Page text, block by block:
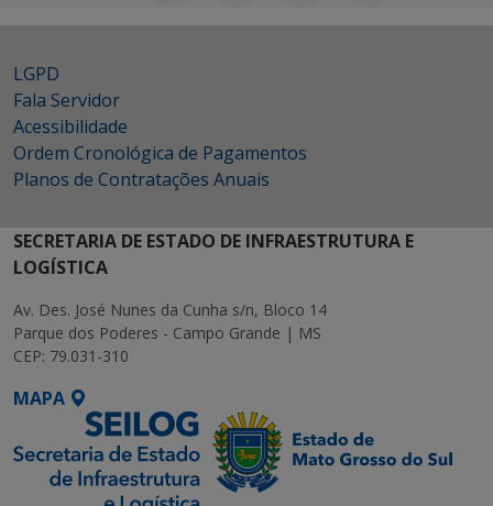
LGPD
Fala Servidor
Acessibilidade
Ordem Cronológica de Pagamentos
Planos de Contratações Anuais
SECRETARIA DE ESTADO DE INFRAESTRUTURA E
LOGÍSTICA
Av. Des. José Nunes da Cunha s/n, Bloco 14
Parque dos Poderes - Campo Grande | MS
CEP: 79.031-310
MAPA